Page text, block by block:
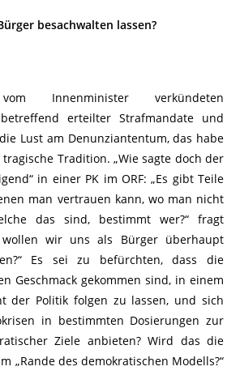
besachwalten lassen?
Innenminister verkündeten
erteilter Strafmandate und
Lust am Denunziantentum, das habe
Tradition. „Wie sagte doch der
in einer PK im ORF: „Es gibt Teile
man vertrauen kann, wo man nicht
das sind, bestimmt wer?“ fragt
wollen wir uns als Bürger überhaupt
Es sei zu befürchten, dass die
Geschmack gekommen sind, in einem
der Politik folgen zu lassen, und sich
in bestimmten Dosierungen zur
Ziele anbieten? Wird das die
„Rande des demokratischen Modells?“